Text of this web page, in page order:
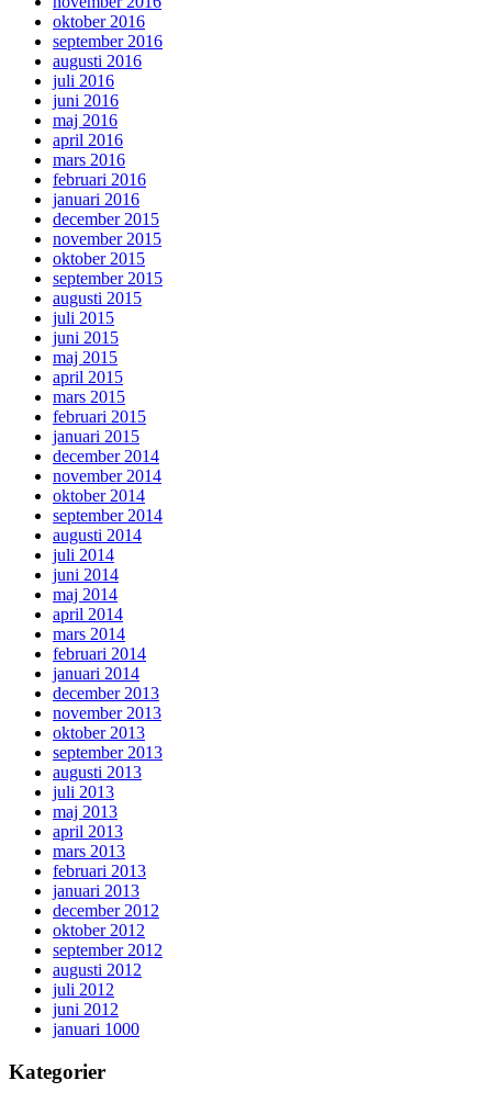
oktober 2016
september 2016
augusti 2016
juli 2016
juni 2016
maj 2016
april 2016
mars 2016
februari 2016
januari 2016
december 2015
november 2015
oktober 2015
september 2015
augusti 2015
juli 2015
juni 2015
maj 2015
april 2015
mars 2015
februari 2015
januari 2015
december 2014
november 2014
oktober 2014
september 2014
augusti 2014
juli 2014
juni 2014
maj 2014
april 2014
mars 2014
februari 2014
januari 2014
december 2013
november 2013
oktober 2013
september 2013
augusti 2013
juli 2013
maj 2013
april 2013
mars 2013
februari 2013
januari 2013
december 2012
oktober 2012
september 2012
augusti 2012
juli 2012
juni 2012
januari 1000
Kategorier